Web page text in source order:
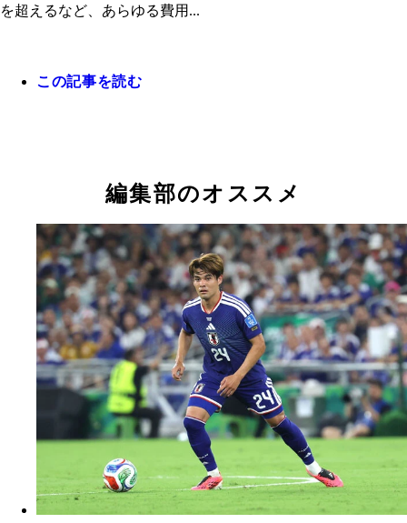
を超えるなど、あらゆる費用...
この記事を読む
編集部のオススメ